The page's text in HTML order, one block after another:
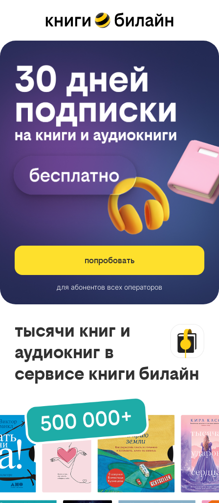
попробовать
для абонентов всех операторов
тысячи книг и
аудиокниг в
сервисе книги билайн